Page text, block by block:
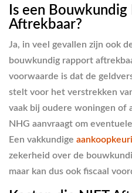
Is een
Aftrekbaar?
Ja, in veel gevallen zijn ook
bouwkundig rapport
voorwaarde is dat de
stelt voor het verstrekken
vaak bij oudere woningen of
NHG aanvraagt om
Een vakkundige
zekerheid over de
maar kan dus ook fiscaal